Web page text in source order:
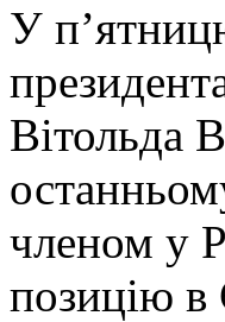
У
Вітольда
членом у
позицію